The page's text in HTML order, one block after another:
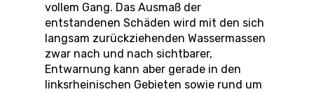
vollem Gang. Das Ausmaß der
entstandenen Schäden wird mit den sich
langsam zurückziehenden Wassermassen
zwar nach und nach sichtbarer,
Entwarnung kann aber gerade in den
linksrheinischen Gebieten sowie rund um